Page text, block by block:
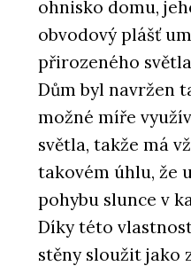
ohnisko domu,
obvodový plášť
přirozeného
Dům byl navržen
možné míře
světla, takže má
takovém úhlu, že
pohybu slunce v
Díky této
stěny sloužit jako